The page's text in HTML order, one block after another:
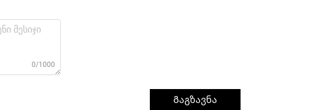
0/1000
Გაგზავნა